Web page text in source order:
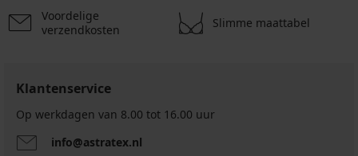
JACLuca
lang
€
Voordelige
verzendkosten
Slimme maattabel
Klantenservice
Op werkdagen van 8.00 tot 16.00 uur
info@astratex.nl